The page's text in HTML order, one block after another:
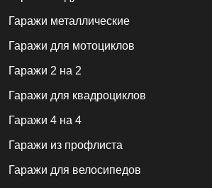
Гаражи металлические
Гаражи для мотоциклов
Гаражи 2 на 2
Гаражи для квадроциклов
Гаражи 4 на 4
Гаражи из профлиста
Гаражи для велосипедов